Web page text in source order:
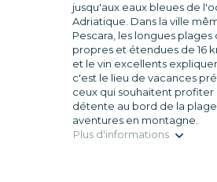
jusqu'aux eaux bleues de
Adriatique. Dans la ville
Pescara, les longues plages
propres et étendues de 16
et le vin excellents
c'est le lieu de vacances
ceux qui souhaitent profiter
détente au bord de la
aventures en montagne.
Plus d'informations